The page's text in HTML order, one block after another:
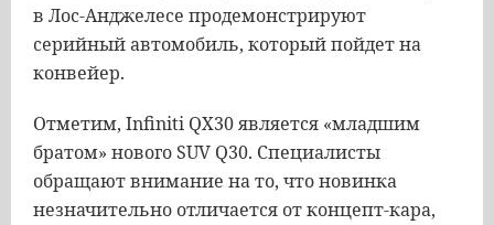
в Лос-Анджелесе продемонстрируют
серийныйавтомобиль, которыйпойдетна
конвейер.
Отметим, Infiniti QX30является «младшим
братом» новогоSUV Q30. Специалисты
обращаютвнимание нато, чтоновинка
незначительно отличается отконцепт-кара,